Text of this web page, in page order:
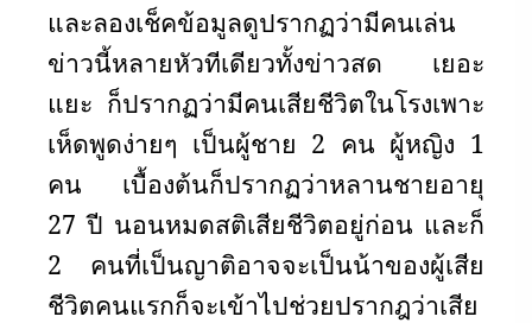
และลองเช็คข้อมูลดูปรากฏว่ามีคนเล่น
ข่าวนี้หลายหัวทีเดียวทั้งข่าวสด เยอะ
แยะ ก็ปรากฏว่ามีคนเสียชีวิตในโรงเพาะ
เห็ดพูดง่ายๆ เป็นผู้ชาย 2 คน ผู้หญิง 1
คน เบื้องต้นก็ปรากฏว่าหลานชายอายุ
27 ปี นอนหมดสติเสียชีวิตอยู่ก่อน และก็
2 คนที่เป็นญาติอาจจะเป็นน้าของผู้เสีย
ชีวิตคนแรกก็จะเข้าไปช่วยปรากฎว่าเสีย